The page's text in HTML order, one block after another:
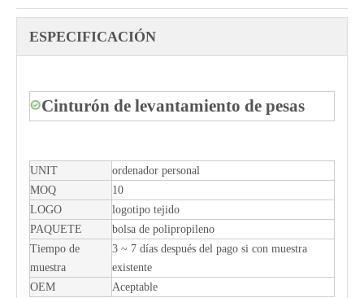
ESPECIFICACIÓN
Cinturón de levantamiento de pesas
UNIT
ordenador personal
MOQ
10
LOGO
logotipo tejido
PAQUETE
bolsa de polipropileno
Tiempo de
muestra
3 ~ 7 días después del pago si con muestra
existente
OEM
Aceptable